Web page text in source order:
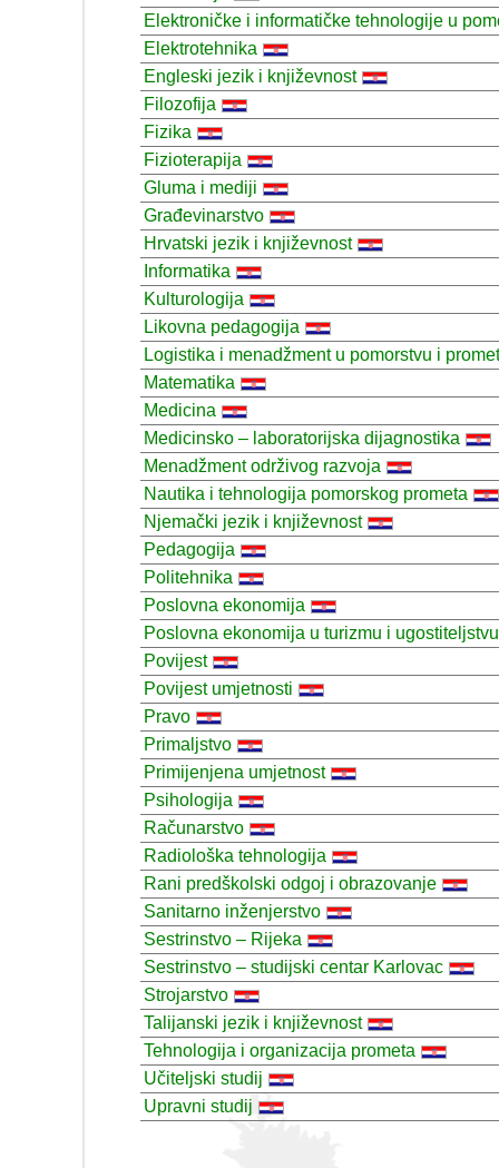
Elektroničke i informatičke tehnologije u
Elektrotehnika
Engleski jezik i književnost
Filozofija
Fizika
Fizioterapija
Gluma i mediji
Građevinarstvo
Hrvatski jezik i književnost
Informatika
Kulturologija
Likovna pedagogija
Logistika i menadžment u pomorstvu i
Matematika
Medicina
Medicinsko – laboratorijska dijagnostika
Menadžment održivog razvoja
Nautika i tehnologija pomorskog prometa
Njemački jezik i književnost
Pedagogija
Politehnika
Poslovna ekonomija
Poslovna ekonomija u turizmu i ugostiteljstvu
Povijest
Povijest umjetnosti
Pravo
Primaljstvo
Primijenjena umjetnost
Psihologija
Računarstvo
Radiološka tehnologija
Rani predškolski odgoj i obrazovanje
Sanitarno inženjerstvo
Sestrinstvo – Rijeka
Sestrinstvo – studijski centar Karlovac
Strojarstvo
Talijanski jezik i književnost
Tehnologija i organizacija prometa
Učiteljski studij
Upravni studij